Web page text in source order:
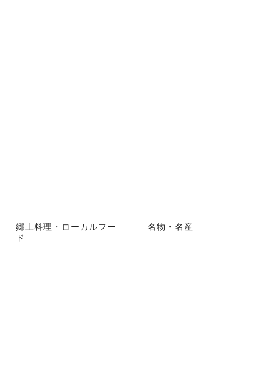
郷土料理・ローカルフー
ド
名物・名産